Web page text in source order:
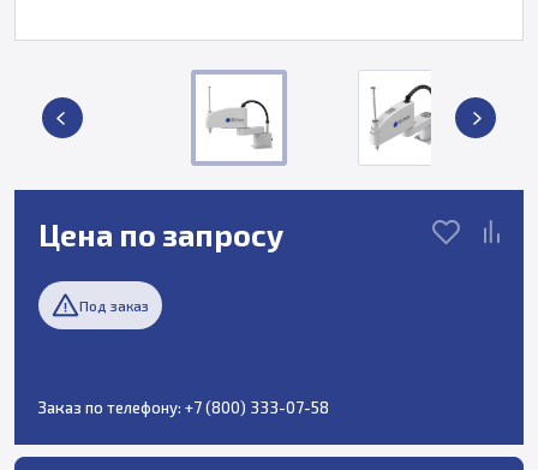
Цена по запросу
Под заказ
Заказ по телефону: +7 (800) 333-07-58